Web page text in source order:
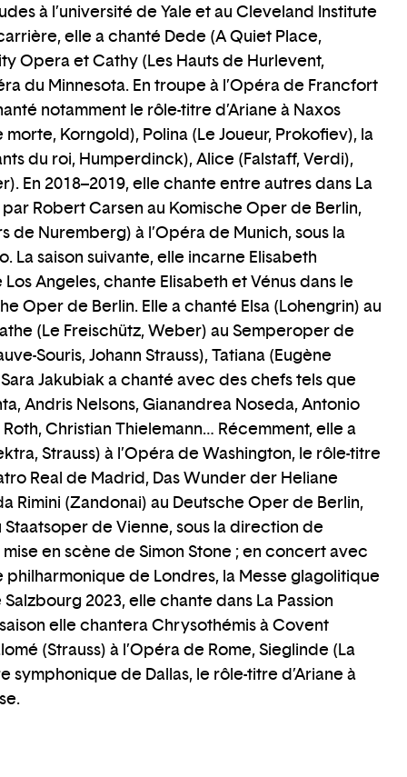
à l’université de Yale et au Cleveland Institute
elle a chanté Dede (A Quiet Place,
Opera et Cathy (Les Hauts de Hurlevent,
du Minnesota. En troupe à l’Opéra de Francfort
notamment le rôle-titre d’Ariane à Naxos
morte, Korngold), Polina (Le Joueur, Prokofiev), la
du roi, Humperdinck), Alice (Falstaff, Verdi),
En 2018–2019, elle chante entre autres dans La
Robert Carsen au Komische Oper de Berlin,
de Nuremberg) à l’Opéra de Munich, sous la
La saison suivante, elle incarne Elisabeth
Angeles, chante Elisabeth et Vénus dans le
Oper de Berlin. Elle a chanté Elsa (Lohengrin) au
(Le Freischütz, Weber) au Semperoper de
Souris, Johann Strauss), Tatiana (Eugène
Jakubiak a chanté avec des chefs tels que
Andris Nelsons, Gianandrea Noseda, Antonio
Christian Thielemann… Récemment, elle a
Strauss) à l’Opéra de Washington, le rôle-titre
Real de Madrid, Das Wunder der Heliane
Rimini (Zandonai) au Deutsche Oper de Berlin,
de Vienne, sous la direction de
en scène de Simon Stone ; en concert avec
philharmonique de Londres, la Messe glagolitique
2023, elle chante dans La Passion
elle chantera Chrysothémis à Covent
(Strauss) à l’Opéra de Rome, Sieglinde (La
symphonique de Dallas, le rôle-titre d’Ariane à